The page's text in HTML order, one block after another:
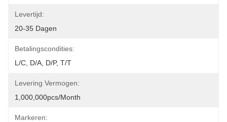
Levertijd:
20-35 Dagen
Betalingscondities:
L/C, D/A, D/P, T/T
Levering Vermogen:
1,000,000pcs/month
Markeren: